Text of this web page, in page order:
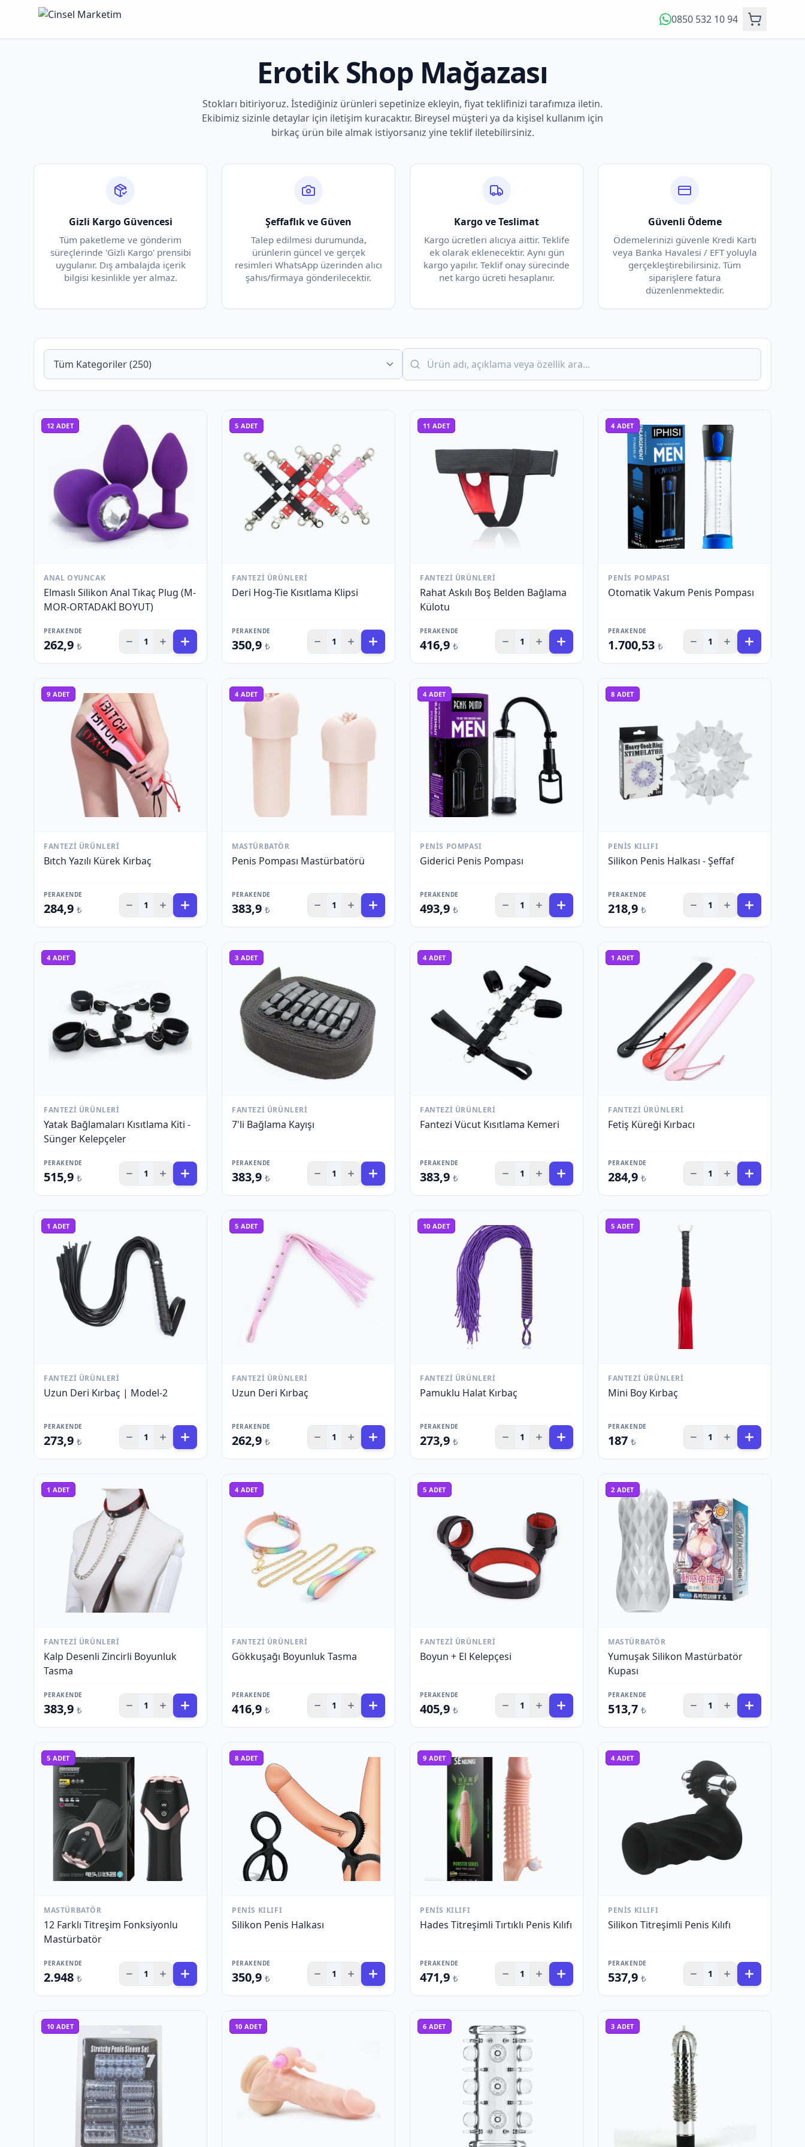
0850 532 10 94
Erotik Shop Mağazası
Stokları bitiriyoruz. İstediğiniz ürünleri sepetinize ekleyin, fiyat teklifinizi tarafımıza iletin.
Ekibimiz sizinle detaylar için iletişim kuracaktır. Bireysel müşteri ya da kişisel kullanım için
birkaç ürün bile almak istiyorsanız yine teklif iletebilirsiniz.
Gizli Kargo Güvencesi
Tüm paketleme ve gönderim
süreçlerinde 'Gizli Kargo' prensibi
uygulanır. Dış ambalajda içerik
bilgisi kesinlikle yer almaz.
Şeffaflık ve Güven
Talep edilmesi durumunda,
ürünlerin güncel ve gerçek
resimleri WhatsApp üzerinden alıcı
şahıs/firmaya gönderilecektir.
Kargo ve Teslimat
Kargo ücretleri alıcıya aittir. Teklife
ek olarak eklenecektir. Aynı gün
kargo yapılır. Teklif onay sürecinde
net kargo ücreti hesaplanır.
Güvenli Ödeme
Ödemelerinizi güvenle Kredi Kartı
veya Banka Havalesi / EFT yoluyla
gerçekleştirebilirsiniz. Tüm
siparişlere fatura
düzenlenmektedir.
12 ADET
ANAL OYUNCAK
Elmaslı Silikon Anal Tıkaç Plug (M-
MOR-ORTADAKİ BOYUT)
PERAKENDE
262,9 ₺ 1
5 ADET
FANTEZI ÜRÜNLERI
Deri Hog-Tie Kısıtlama Klipsi
PERAKENDE
350,9 ₺ 1
11 ADET
FANTEZI ÜRÜNLERI
Rahat Askılı Boş Belden Bağlama
Külotu
PERAKENDE
416,9 ₺ 1
4 ADET
PENIS POMPASI
Otomatik Vakum Penis Pompası
PERAKENDE
1.700,53 ₺ 1
9 ADET
FANTEZI ÜRÜNLERI
Bıtch Yazılı Kürek Kırbaç
PERAKENDE
284,9 ₺ 1
4 ADET
MASTÜRBATÖR
Penis Pompası Mastürbatörü
PERAKENDE
383,9 ₺ 1
4 ADET
PENIS POMPASI
Giderici Penis Pompası
PERAKENDE
493,9 ₺ 1
8 ADET
PENIS KILIFI
Silikon Penis Halkası - Şeffaf
PERAKENDE
218,9 ₺ 1
4 ADET
FANTEZI ÜRÜNLERI
Yatak Bağlamaları Kısıtlama Kiti -
Sünger Kelepçeler
PERAKENDE
515,9 ₺ 1
3 ADET
FANTEZI ÜRÜNLERI
7'li Bağlama Kayışı
PERAKENDE
383,9 ₺ 1
4 ADET
FANTEZI ÜRÜNLERI
Fantezi Vücut Kısıtlama Kemeri
PERAKENDE
383,9 ₺ 1
1 ADET
FANTEZI ÜRÜNLERI
Fetiş Küreği Kırbacı
PERAKENDE
284,9 ₺ 1
1 ADET
FANTEZI ÜRÜNLERI
Uzun Deri Kırbaç | Model-2
PERAKENDE
273,9 ₺ 1
5 ADET
FANTEZI ÜRÜNLERI
Uzun Deri Kırbaç
PERAKENDE
262,9 ₺ 1
10 ADET
FANTEZI ÜRÜNLERI
Pamuklu Halat Kırbaç
PERAKENDE
273,9 ₺ 1
5 ADET
FANTEZI ÜRÜNLERI
Mini Boy Kırbaç
PERAKENDE
187 ₺ 1
1 ADET
FANTEZI ÜRÜNLERI
Kalp Desenli Zincirli Boyunluk
Tasma
PERAKENDE
383,9 ₺ 1
4 ADET
FANTEZI ÜRÜNLERI
Gökkuşağı Boyunluk Tasma
PERAKENDE
416,9 ₺ 1
5 ADET
FANTEZI ÜRÜNLERI
Boyun + El Kelepçesi
PERAKENDE
405,9 ₺ 1
2 ADET
MASTÜRBATÖR
Yumuşak Silikon Mastürbatör
Kupası
PERAKENDE
513,7 ₺ 1
5 ADET
MASTÜRBATÖR
12 Farklı Titreşim Fonksiyonlu
Mastürbatör
PERAKENDE
2.948 ₺ 1
8 ADET
PENIS KILIFI
Silikon Penis Halkası
PERAKENDE
350,9 ₺ 1
9 ADET
PENIS KILIFI
Hades Titreşimli Tırtıklı Penis Kılıfı
PERAKENDE
471,9 ₺ 1
4 ADET
PENIS KILIFI
Silikon Titreşimli Penis Kılıfı
PERAKENDE
537,9 ₺ 1
10 ADET 10 ADET 6 ADET 3 ADET